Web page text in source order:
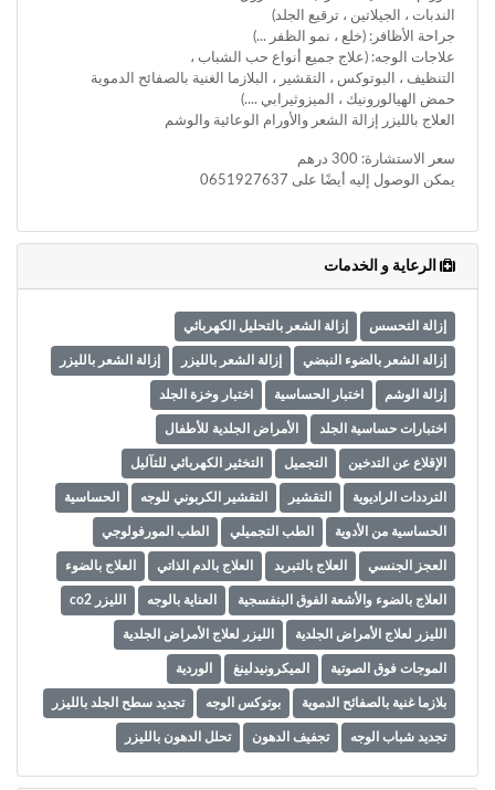
الندبات ، الجيلاتين ، ترقيع الجلد)
جراحة الأظافر: (خلع ، نمو الظفر ...)
علاجات الوجه: (علاج جميع أنواع حب الشباب ،
التنظيف ، البوتوكس ، التقشير ، البلازما الغنية بالصفائح الدموية
حمض الهيالورونيك ، الميزوثيرابي ....)
العلاج بالليزر إزالة الشعر والأورام الوعائية والوشم
سعر الاستشارة: 300 درهم
يمكن الوصول إليه أيضًا على 0651927637
الرعاية و الخدمات
إزالة التحسس إزالة الشعر بالتحليل الكهربائي
إزالة الشعر بالضوء النبضي إزالة الشعر بالليزر إزالة الشعر بالليزر
إزالة الوشم اختبار الحساسية اختبار وخزة الجلد
اختبارات حساسية الجلد الأمراض الجلدية للأطفال
الإقلاع عن التدخين التجميل التخثير الكهربائي للتآليل
الترددات الراديوية التقشير التقشير الكربوني للوجه الحساسية
الحساسية من الأدوية الطب التجميلي الطب المورفولوجي
العجز الجنسي العلاج بالتبريد العلاج بالدم الذاتي العلاج بالضوء
العلاج بالضوء والأشعة الفوق البنفسجية العناية بالوجه الليزر co2
الليزر لعلاج الأمراض الجلدية الليزر لعلاج الأمراض الجلدية
الموجات فوق الصوتية الميكرونيدلينغ الوردية
بلازما غنية بالصفائح الدموية بوتوكس الوجه تجديد سطح الجلد بالليزر
تجديد شباب الوجه تجفيف الدهون تحلل الدهون بالليزر